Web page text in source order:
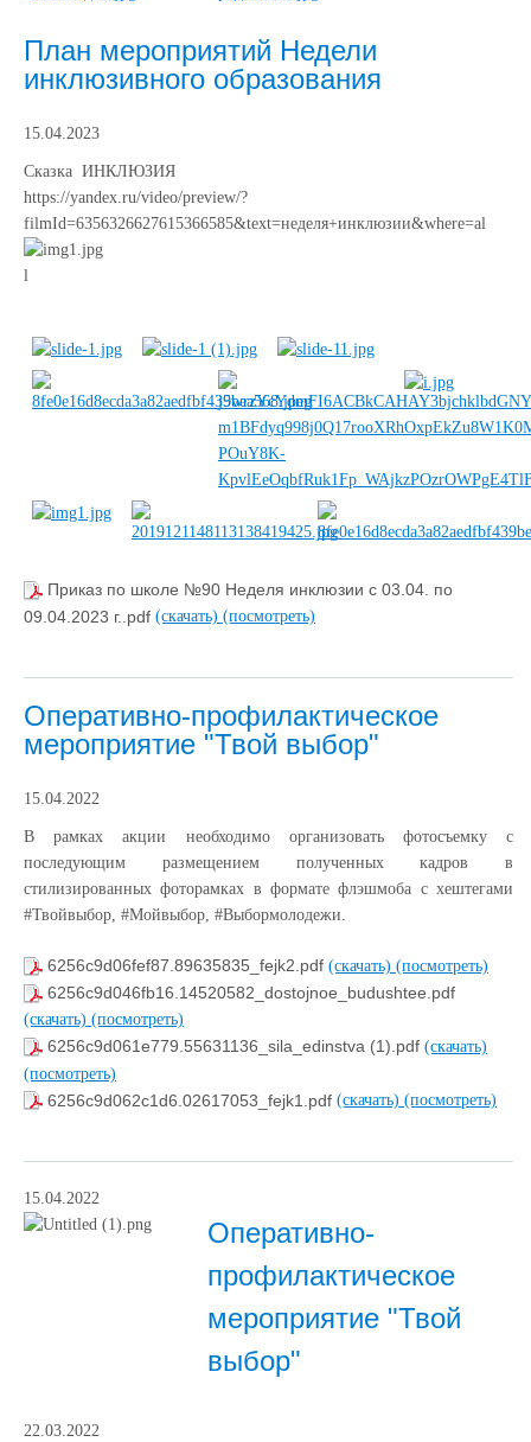
План мероприятий Недели
инклюзивного образования
15.04.2023
Сказка ИНКЛЮЗИЯ
https://yandex.ru/video/preview/?
filmId=6356326627615366585&text=неделя+инклюзии&where=al
l
Приказ по школе №90 Неделя инклюзии с 03.04. по
09.04.2023 г..pdf (скачать) (посмотреть)
Оперативно-профилактическое
мероприятие "Твой выбор"
15.04.2022
В рамках акции необходимо организовать фотосъемку с
последующим размещением полученных кадров в
стилизированных фоторамках в формате флэшмоба с хештегами
#Твойвыбор, #Мойвыбор, #Выбормолодежи.
6256c9d06fef87.89635835_fejk2.pdf (скачать) (посмотреть)
6256c9d046fb16.14520582_dostojnoe_budushtee.pdf
(скачать) (посмотреть)
6256c9d061e779.55631136_sila_edinstva (1).pdf (скачать)
(посмотреть)
6256c9d062c1d6.02617053_fejk1.pdf (скачать) (посмотреть)
15.04.2022
Оперативно-
профилактическое
мероприятие "Твой
выбор"
22.03.2022